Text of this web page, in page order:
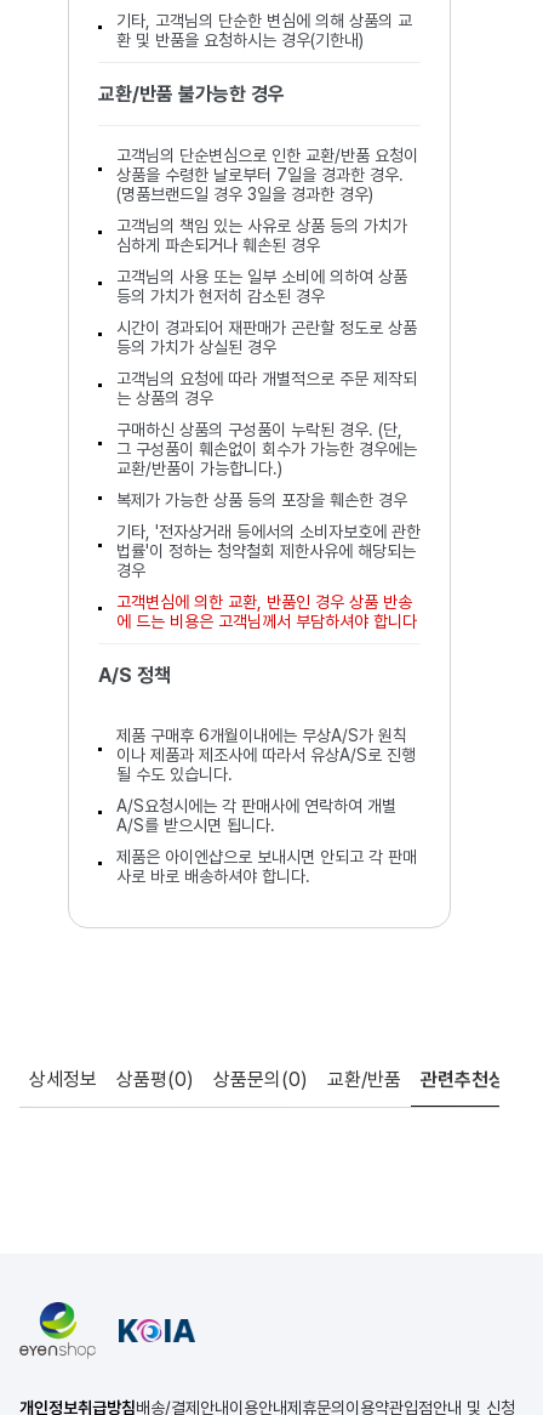
기타, 고객님의 단순한 변심에 의해 상품의 교
환 및 반품을 요청하시는 경우(기한내)
교환/반품 불가능한 경우
고객님의 단순변심으로 인한 교환/반품 요청이
상품을 수령한 날로부터 7일을 경과한 경우.
(명품브랜드일 경우 3일을 경과한 경우)
고객님의 책임 있는 사유로 상품 등의 가치가
심하게 파손되거나 훼손된 경우
고객님의 사용 또는 일부 소비에 의하여 상품
등의 가치가 현저히 감소된 경우
시간이 경과되어 재판매가 곤란할 정도로 상품
등의 가치가 상실된 경우
고객님의 요청에 따라 개별적으로 주문 제작되
는 상품의 경우
구매하신 상품의 구성품이 누락된 경우. (단,
그 구성품이 훼손없이 회수가 가능한 경우에는
교환/반품이 가능합니다.)
복제가 가능한 상품 등의 포장을 훼손한 경우
기타, '전자상거래 등에서의 소비자보호에 관한
법률'이 정하는 청약철회 제한사유에 해당되는
경우
고객변심에 의한 교환, 반품인 경우 상품 반송
에 드는 비용은 고객님께서 부담하셔야 합니다
A/S 정책
제품 구매후 6개월이내에는 무상A/S가 원칙
이나 제품과 제조사에 따라서 유상A/S로 진행
될 수도 있습니다.
A/S요청시에는 각 판매사에 연락하여 개별
A/S를 받으시면 됩니다.
제품은 아이엔샵으로 보내시면 안되고 각 판매
사로 바로 배송하셔야 합니다.
상세정보 상품평(0) 상품문의 (0) 교환/반품 관련추천상품
개인정보취급방침배송/결제안내이용안내제휴문의 이용약관입점안내 및 신청